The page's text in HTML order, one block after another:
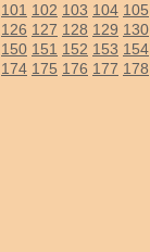
101 102 103 104 105
126 127 128 129 130
150 151 152 153 154
174 175 176 177 178